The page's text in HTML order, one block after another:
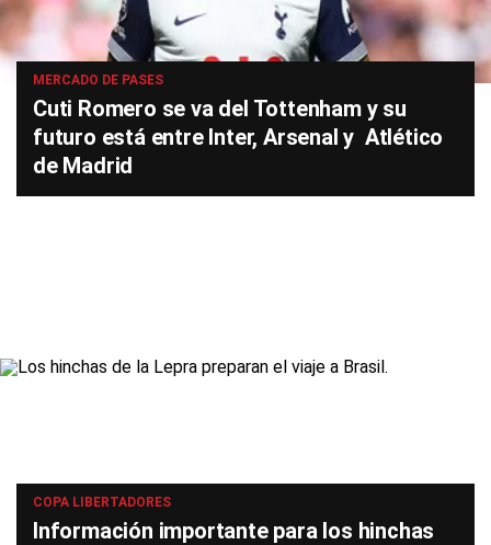
MERCADO DE PASES
Cuti Romero se va del Tottenham y su
futuro está entre Inter, Arsenal y Atlético
de Madrid
COPA LIBERTADORES
Información importante para los hinchas